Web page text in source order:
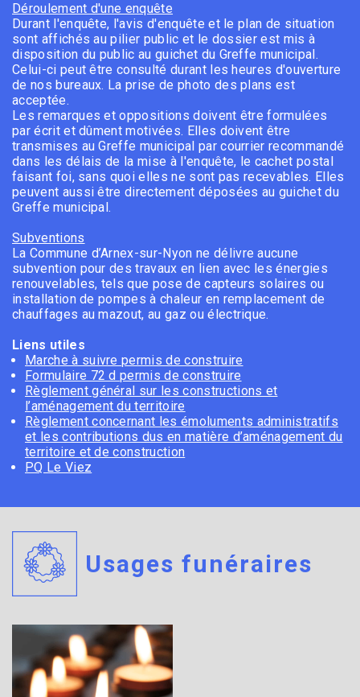
Déroulement d'une enquête
Durant l'enquête, l'avis d'enquête et le plan de situation
sont affichés au pilier public et le dossier est mis à
disposition du public au guichet du Greffe municipal.
Celui-ci peut être consulté durant les heures d'ouverture
de nos bureaux. La prise de photo des plans est
acceptée.
Les remarques et oppositions doivent être formulées
par écrit et dûment motivées. Elles doivent être
transmises au Greffe municipal par courrier recommandé
dans les délais de la mise à l'enquête, le cachet postal
faisant foi, sans quoi elles ne sont pas recevables. Elles
peuvent aussi être directement déposées au guichet du
Greffe municipal.
Subventions
La Commune d’Arnex-sur-Nyon ne délivre aucune
subvention pour des travaux en lien avec les énergies
renouvelables, tels que pose de capteurs solaires ou
installation de pompes à chaleur en remplacement de
chauffages au mazout, au gaz ou électrique.
Liens utiles
Marche à suivre permis de construire
Formulaire 72 d permis de construire
Règlement général sur les constructions et
l’aménagement du territoire
Règlement concernant les émoluments administratifs
et les contributions dus en matière d’aménagement du
territoire et de construction
PQ Le Viez
Usages funéraires